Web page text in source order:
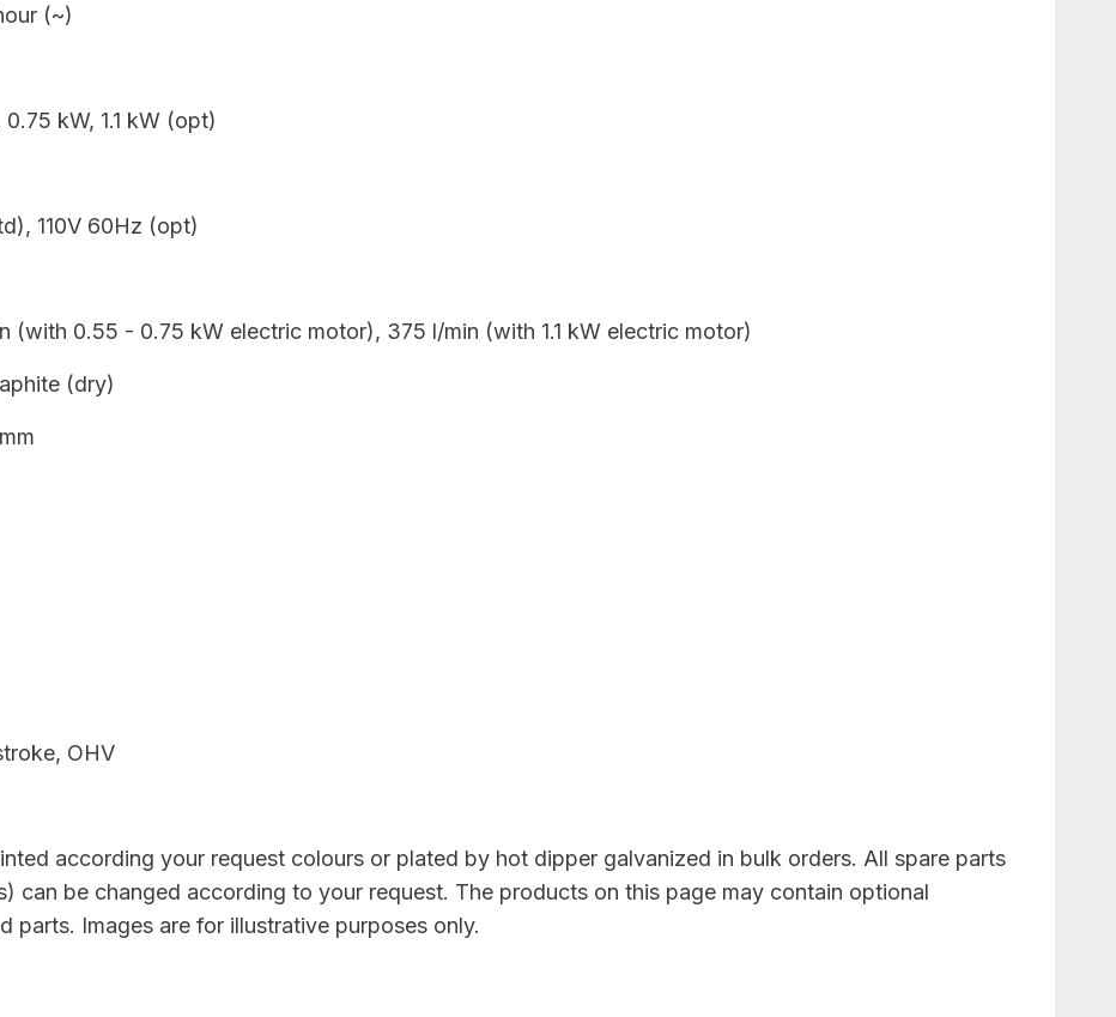
(~)
kW, 1.1 kW (opt)
110V 60Hz (opt)
(with 0.55 - 0.75 kW electric motor), 375 l/min (with 1.1 kW electric motor)
(dry)
OHV
according your request colours or plated by hot dipper galvanized in bulk orders. All spare parts
can be changed according to your request. The products on this page may contain optional
parts. Images are for illustrative purposes only.